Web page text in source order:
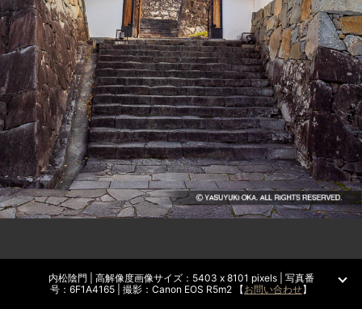
内松陰門 | 高解像度画像サイズ：5403 x 8101 pixels | 写真番
号：6F1A4165 | 撮影：Canon EOS R5m2 【お問い合わせ】